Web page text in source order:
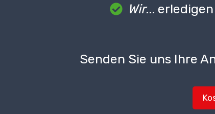
Wir...
Senden Sie uns Ihre